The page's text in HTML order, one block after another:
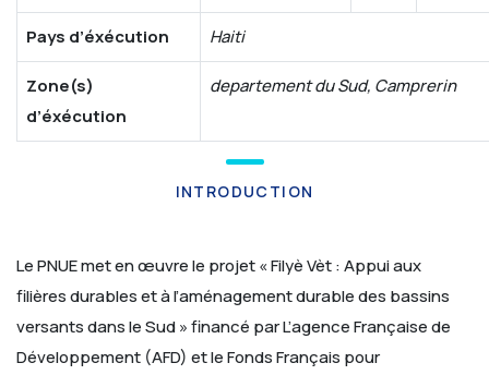
Pays d’éxécution Haiti
Zone(s)
d’éxécution
departement du Sud, Camprerin
INTRODUCTION
Le PNUE met en œuvre le projet « Filyè Vèt : Appui aux
filières durables et à l’aménagement durable des bassins
versants dans le Sud » financé par L’agence Française de
Développement (AFD) et le Fonds Français pour